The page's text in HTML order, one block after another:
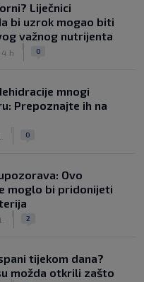
Liječnici
bi uzrok mogao biti
važnog nutrijenta
h 0
mnogi
Prepoznajte ih na
0
Ovo
moglo bi pridonijeti
2
tijekom dana?
možda otkrili zašto